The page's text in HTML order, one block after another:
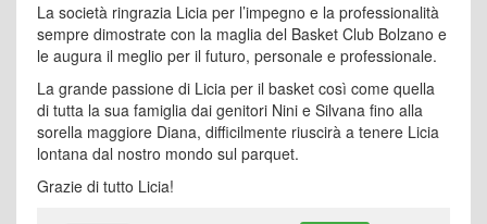
La società ringrazia Licia per l’impegno e la professionalità
sempre dimostrate con la maglia del Basket Club Bolzano e
le augura il meglio per il futuro, personale e professionale.
La grande passione di Licia per il basket così come quella
di tutta la sua famiglia dai genitori Nini e Silvana fino alla
sorella maggiore Diana, difficilmente riuscirà a tenere Licia
lontana dal nostro mondo sul parquet.
Grazie di tutto Licia!